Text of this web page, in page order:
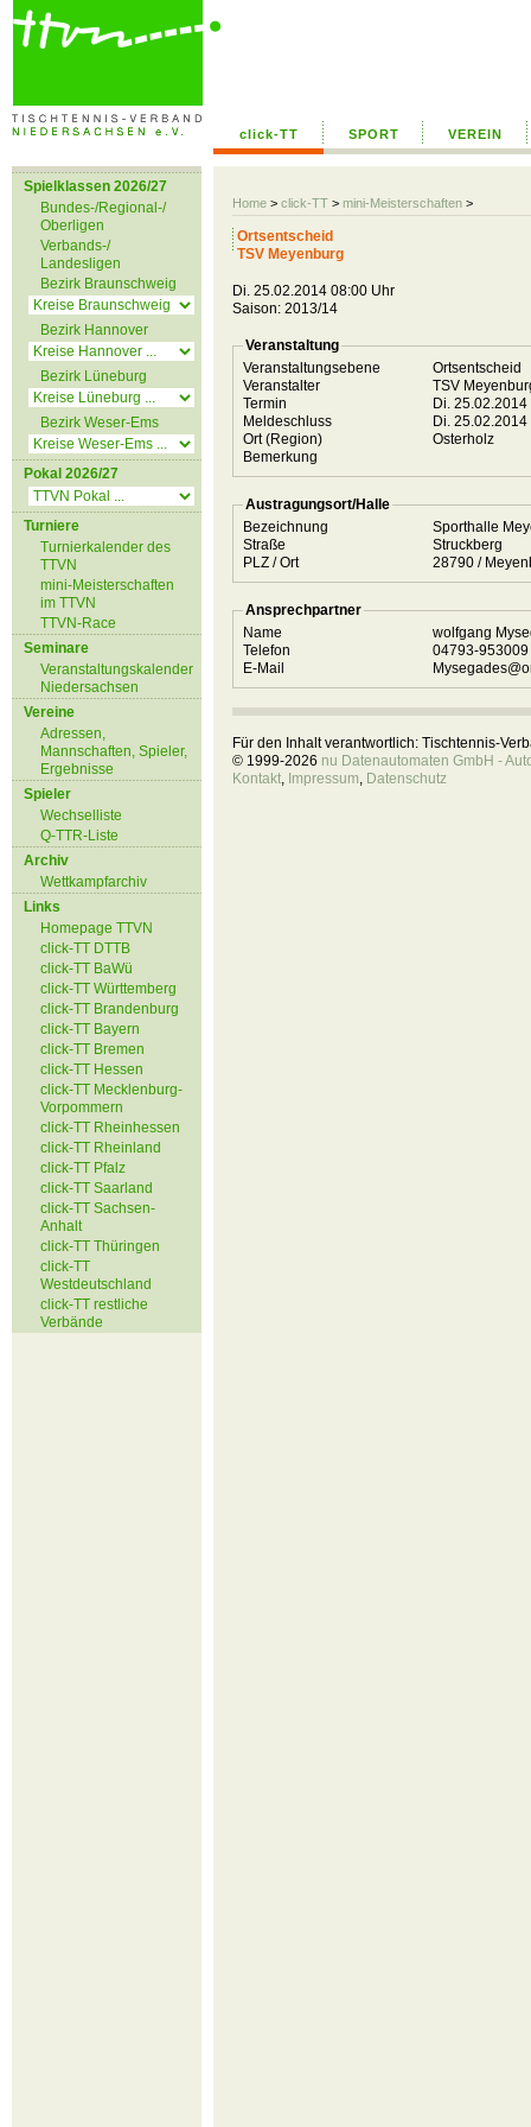
click-TT SPORT VEREIN
Home > click-TT > mini-Meisterschaften >
Spielklassen 2026/27
Bundes-/Regional-/
Oberligen
Verbands-/
Landesligen
Bezirk Braunschweig
Bezirk Hannover
Bezirk Lüneburg
Bezirk Weser-Ems
Pokal 2026/27
Turniere
Turnierkalender des
TTVN
mini-Meisterschaften
im TTVN
TTVN-Race
Seminare
Veranstaltungskalender
Niedersachsen
Vereine
Adressen,
Mannschaften, Spieler,
Ergebnisse
Spieler
Wechselliste
Q-TTR-Liste
Archiv
Wettkampfarchiv
Links
Homepage TTVN
click-TT DTTB
click-TT BaWü
click-TT Württemberg
click-TT Brandenburg
click-TT Bayern
click-TT Bremen
click-TT Hessen
click-TT Mecklenburg-
Vorpommern
click-TT Rheinhessen
click-TT Rheinland
click-TT Pfalz
click-TT Saarland
click-TT Sachsen-
Anhalt
click-TT Thüringen
click-TT
Westdeutschland
click-TT restliche
Verbände
Ortsentscheid
TSV Meyenburg
Di. 25.02.2014 08:00 Uhr
Saison: 2013/14
Veranstaltung
Veranstaltungsebene
Ortsentscheid
Veranstalter
TSV
Termin
Di.
Meldeschluss
Di.
Ort (Region)
Osterholz
Bemerkung
Austragungsort/Halle
Bezeichnung
Sporthalle
Straße
Struckberg
PLZ / Ort
28790 /
Ansprechpartner
Name
wolfgang
Telefon
04793-953009
E-Mail
Für den Inhalt verantwortlich: Tischtennis-
© 1999-2026 nu Datenautomaten GmbH -
Kontakt, Impressum, Datenschutz